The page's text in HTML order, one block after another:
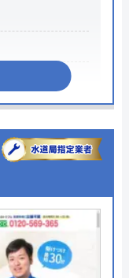
18 エクラート江